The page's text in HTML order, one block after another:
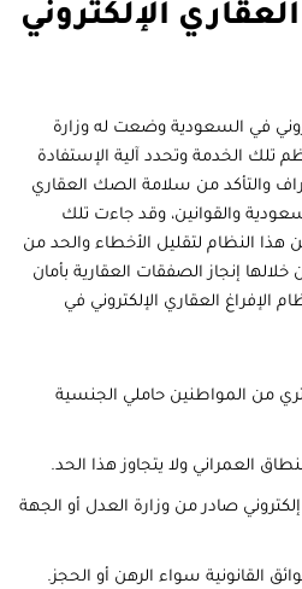
الإلكتروني
في السعودية وضعت له وزارة
الخدمة وتحدد آلية الإستفادة
والتأكد من سلامة الصك العقاري
والقوانين، وقد جاءت تلك
النظام لتقليل الأخطاء والحد من
خلالها إنجاز الصفقات العقارية بأمان
العقاري الإلكتروني في
من المواطنين حاملي الجنسية
العمراني ولا يتجاوز هذا الحد.
صادر من وزارة العدل أو الجهة
القانونية سواء الرهن أو الحجز.